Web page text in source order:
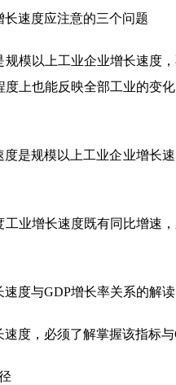
长速度应注意的三个问题
规模以上工业企业增长速度
上也能反映全部工业的变
是规模以上工业企业增长
工业增长速度既有同比增速
速度与GDP增长率关系的解读
度，必须了解掌握该指标